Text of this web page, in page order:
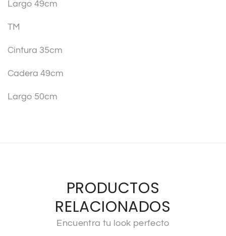
Largo 49cm
TM
Cintura 35cm
Cadera 49cm
Largo 50cm
PRODUCTOS
RELACIONADOS
Encuentra tu look perfecto